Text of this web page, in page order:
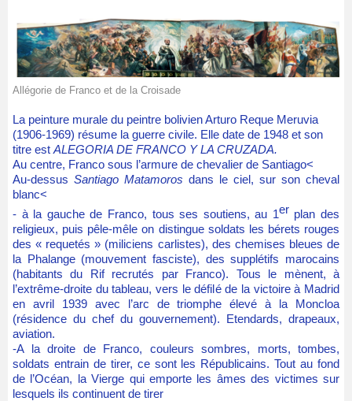
Allégorie de Franco et de la Croisade
La peinture murale du peintre bolivien Arturo Reque Meruvia
(1906-1969) résume la guerre civile. Elle date de 1948 et son
titre est ALEGORIA DE FRANCO Y LA CRUZADA.
Au centre, Franco sous l’armure de chevalier de Santiago<
Au-dessus Santiago Matamoros dans le ciel, sur son cheval
blanc<
- à la gauche de Franco, tous ses soutiens, au 1er plan des
religieux, puis pêle-mêle on distingue soldats les bérets rouges
des « requetés » (miliciens carlistes), des chemises bleues de
la Phalange (mouvement fasciste), des supplétifs marocains
(habitants du Rif recrutés par Franco). Tous le mènent, à
l’extrême-droite du tableau, vers le défilé de la victoire à Madrid
en avril 1939 avec l’arc de triomphe élevé à la Moncloa
(résidence du chef du gouvernement). Etendards, drapeaux,
aviation.
-A la droite de Franco, couleurs sombres, morts, tombes,
soldats entrain de tirer, ce sont les Républicains. Tout au fond
de l’Océan, la Vierge qui emporte les âmes des victimes sur
lesquels ils continuent de tirer